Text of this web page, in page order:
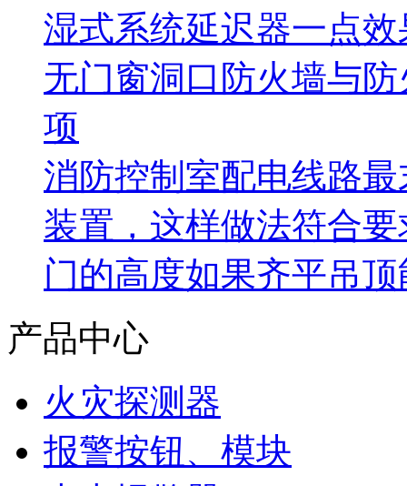
湿式系统延迟器一点
无门窗洞口防火墙与
项
消防控制室配电线路
装置，这样做法符合
门的高度如果齐平吊
产品中心
火灾探测器
报警按钮、模块